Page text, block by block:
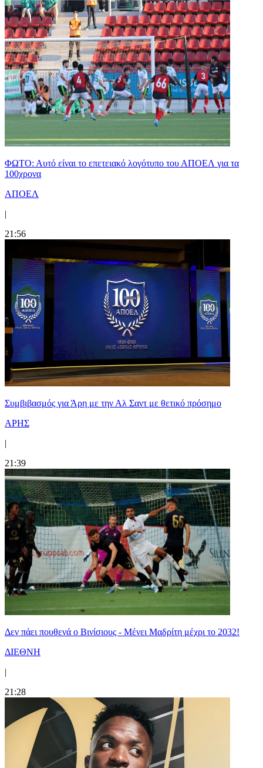
ΦΩΤΟ: Αυτό είναι το επετειακό λογότυπο του ΑΠΟΕΛ για τα
100χρονα
ΑΠΟΕΛ
|
21:56
Συμβιβασμός για Άρη με την Αλ Σαντ με θετικό πρόσημο
ΑΡΗΣ
|
21:39
Δεν πάει πουθενά ο Βινίσιους - Μένει Μαδρίτη μέχρι το 2032!
ΔΙΕΘΝΗ
|
21:28